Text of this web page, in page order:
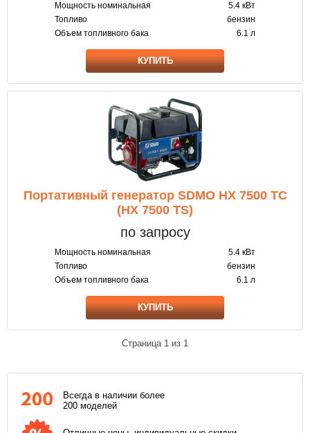
Мощность номинальная
5.4 кВт
Топливо
бензин
Объем топливного бака
6.1 л
КУПИТЬ
Портативный генератор SDMO HX 7500 TC
(HX 7500 TS)
по запросу
Мощность номинальная
5.4 кВт
Топливо
бензин
Объем топливного бака
6.1 л
КУПИТЬ
Страница 1 из 1
Всегда в наличии более
200 моделей